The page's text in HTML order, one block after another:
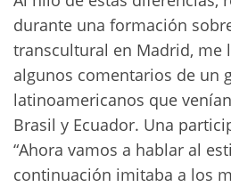
durante una formación
transcultural en Madrid, me
algunos comentarios de un
latinoamericanos que
Brasil y Ecuador. Una
“Ahora vamos a hablar al
continuación imitaba a los